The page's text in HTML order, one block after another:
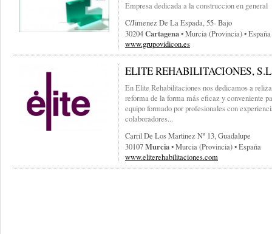
Empresa dedicada a la construccion en general
C/jimenez De La Espada, 55- Bajo
30204Cartagena• Murcia (provincia) • España
www.grupovidicon.es
ELITE REHABILITACIONES,
En Elite Rehabilitaciones nos dedicamos a
reforma de la forma más eficaz y conveniente
equipo formado por profesionales con
colaboradores...
Carril De Los Martinez Nº 13, Guadalupe
30107Murcia• Murcia (provincia) • España
www.eliterehabilitaciones.com